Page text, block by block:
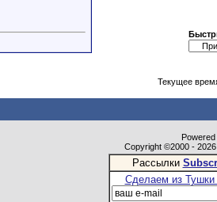
Текущее
Copyright ©2000 -
Рассылки
Сделаем из Тушки